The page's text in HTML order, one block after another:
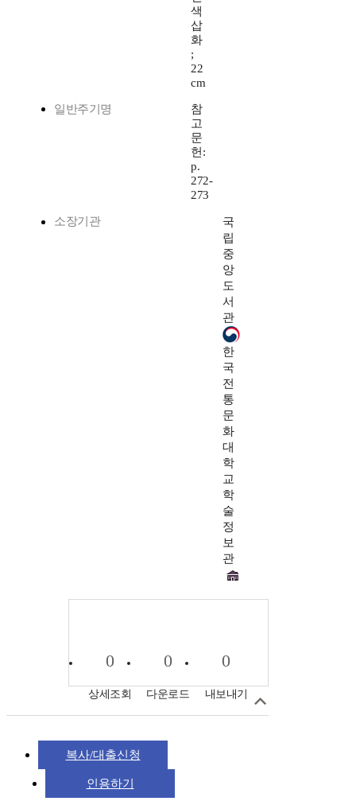
색
삽
화
;
22
cm
일반주기명
참
고
문
헌:
p.
272-
273
소장기관
국
립
중
앙
도
서
관
한
국
전
통
문
화
대
학
교
학
술
정
보
관
0
상세조회
0
다운로드
0
내보내기
복사/대출신청
인용하기